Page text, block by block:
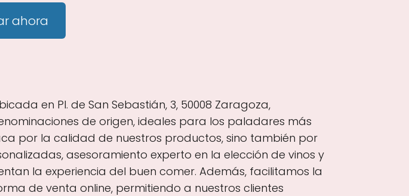
ahora
en Pl. de San Sebastián, 3, 50008 Zaragoza,
de origen, ideales para los paladares más
por la calidad de nuestros productos, sino también por
asesoramiento experto en la elección de vinos y
la experiencia del buen comer. Además, facilitamos la
de venta online, permitiendo a nuestros clientes